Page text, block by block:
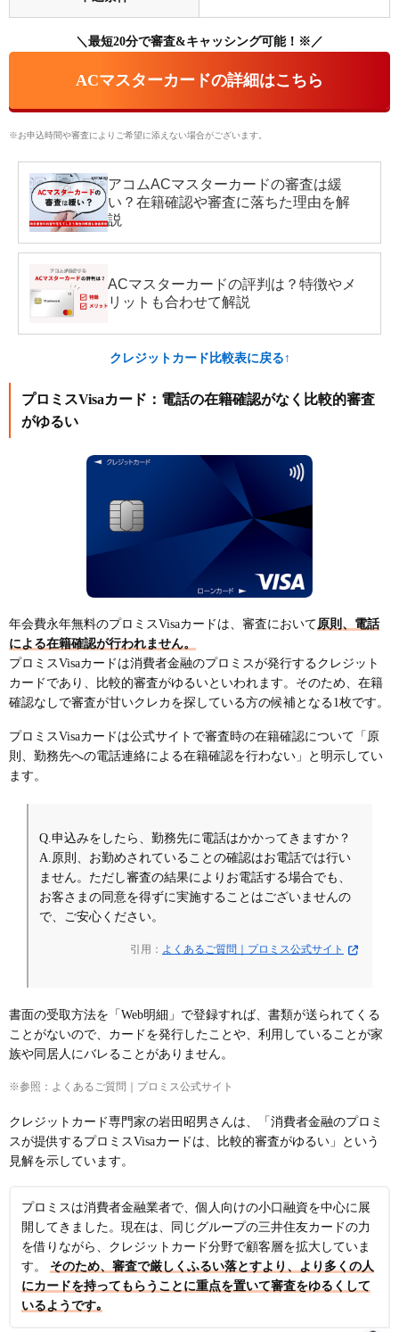
＼最短20分で審査&キャッシング可能！※／
ACマスターカードの詳細はこちら
※お申込時間や審査によりご希望に添えない場合がございます。
アコムACマスターカードの審査は緩
い？在籍確認や審査に落ちた理由を解
説
ACマスターカードの評判は？特徴やメ
リットも合わせて解説
クレジットカード比較表に戻る↑
プロミスVisaカード：電話の在籍確認がなく比較的審査
がゆるい
年会費永年無料のプロミスVisaカードは、審査において原則、電話
による在籍確認が行われません。
プロミスVisaカードは消費者金融のプロミスが発行するクレジット
カードであり、比較的審査がゆるいといわれます。そのため、在籍
確認なしで審査が甘いクレカを探している方の候補となる1枚です。
プロミスVisaカードは公式サイトで審査時の在籍確認について「原
則、勤務先への電話連絡による在籍確認を行わない」と明示してい
ます。
Q.申込みをしたら、勤務先に電話はかかってきますか？
A.原則、お勤めされていることの確認はお電話では行い
ません。ただし審査の結果によりお電話する場合でも、
お客さまの同意を得ずに実施することはございませんの
で、ご安心ください。
引用： よくあるご質問｜プロミス公式サイト
書面の受取方法を「Web明細」で登録すれば、書類が送られてくる
ことがないので、カードを発行したことや、利用していることが家
族や同居人にバレることがありません。
※参照：よくあるご質問｜プロミス公式サイト
クレジットカード専門家の岩田昭男さんは、「消費者金融のプロミ
スが提供するプロミスVisaカードは、比較的審査がゆるい」という
見解を示しています。
プロミスは消費者金融業者で、個人向けの小口融資を中心に展
開してきました。現在は、同じグループの三井住友カードの力
を借りながら、クレジットカード分野で顧客層を拡大していま
す。 そのため、審査で厳しくふるい落とすより、より多くの人
にカードを持ってもらうことに重点を置いて審査をゆるくして
いるようです｡